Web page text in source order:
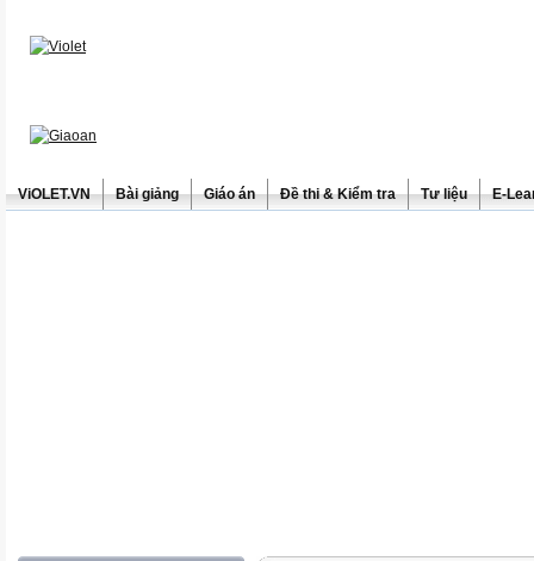
ViOLET.VN Bài giảng Giáo án Đề thi & Kiểm tra Tư liệu E-